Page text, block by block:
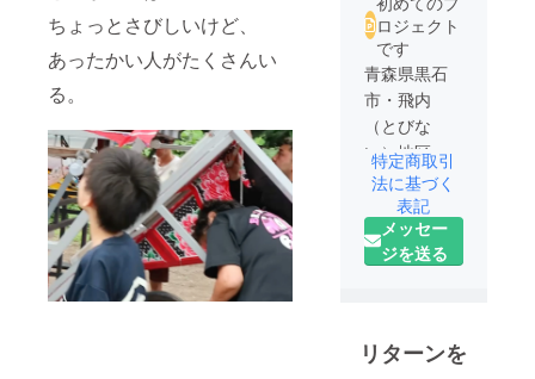
ちょっとさびしいけど、
あったかい人がたくさんい
る。
ロジェクト
です
青森県黒石
市・飛内
（とびな
い）地区。
山々に囲ま
れたこの小
さな集落で
は、いま、
います。
特定商取引
法に基づく
表記
メッセー
ジを送る
リターンを